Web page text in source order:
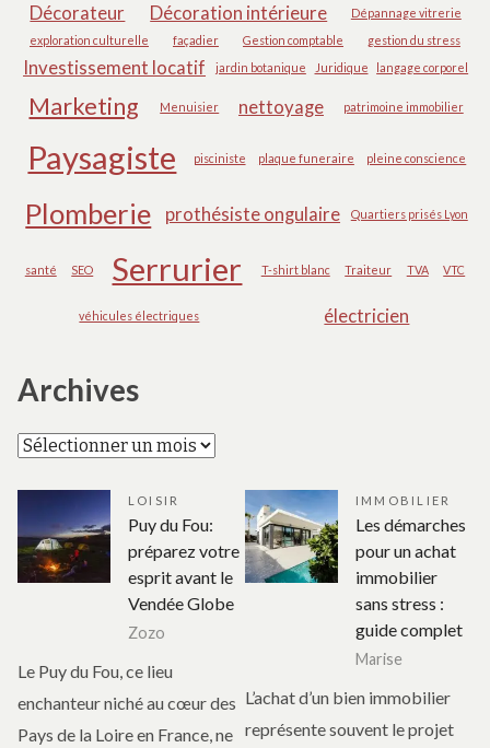
Décorateur Décoration intérieure
Dépannage vitrerie
exploration culturelle
façadier Gestion comptable gestion du stress
Investissement locatif jardin botanique Juridique langage corporel
Marketing Menuisier nettoyage patrimoine immobilier
Paysagiste pisciniste plaque funeraire pleine conscience
Plomberie prothésiste ongulaire Quartiers prisés Lyon
santé SEO Serrurier T-shirt blanc Traiteur TVA VTC
véhicules électriques électricien
Archives
Archives
LOISIR
Puy du Fou:
préparez votre
esprit avant le
Vendée Globe
Zozo
Le Puy du Fou, ce lieu
enchanteur niché au cœur des
Pays de la Loire en France, ne
IMMOBILIER
Les démarches
pour un achat
immobilier
sans stress :
guide complet
Marise
L’achat d’un bien immobilier
représente souvent le projet